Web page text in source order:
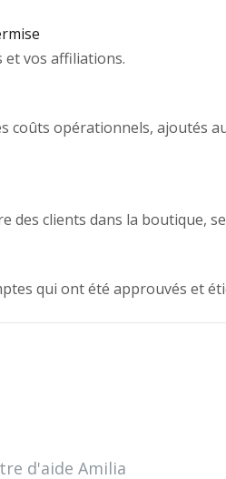
et vos affiliations.
coûts opérationnels, ajoutés
clients dans la boutique,
qui ont été approuvés et